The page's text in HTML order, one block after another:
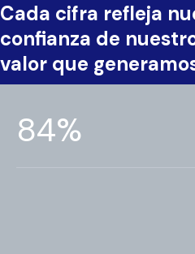
Cada cifra refleja
confianza de
valor que
95%